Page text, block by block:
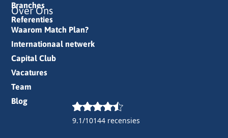
9.1/10144 recensies
Branches
Referenties
Over Ons
Waarom Match Plan?
Internationaal netwerk
Capital Club
Vacatures
Team
Blog